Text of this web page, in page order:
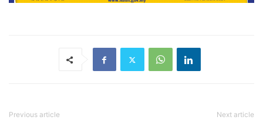
Previous article Next article